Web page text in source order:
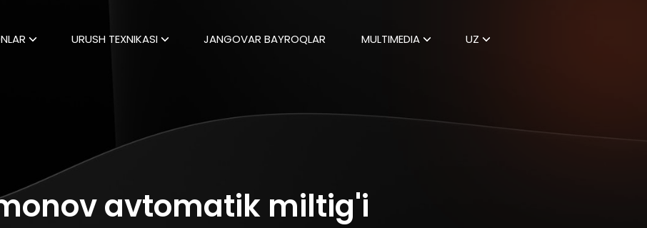
URUSH TEXNIKASI JANGOVAR BAYROQLAR MULTIMEDIA UZ
avtomatik miltig'i